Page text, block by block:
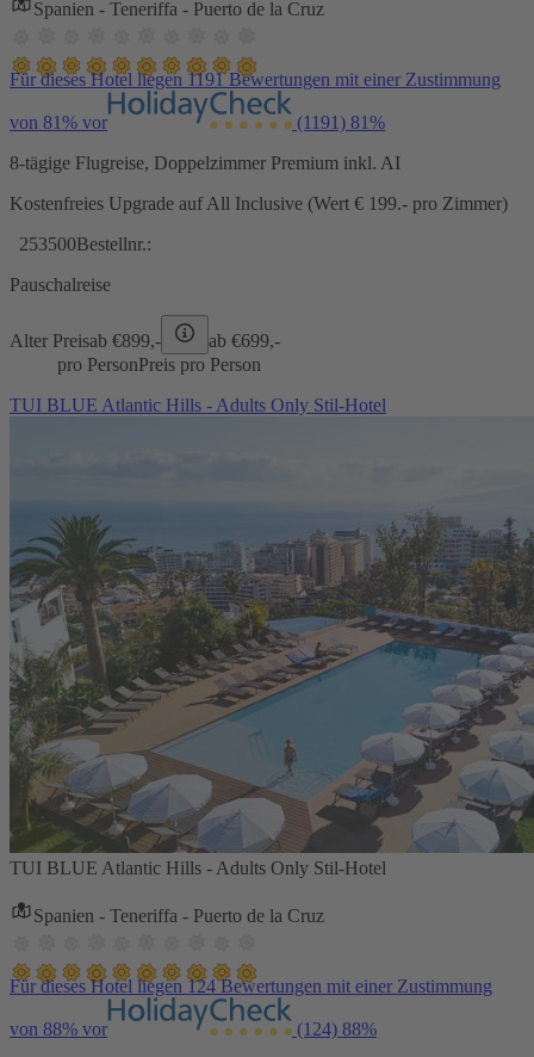
Spanien - Teneriffa - Puerto de la Cruz
Für dieses Hotel liegen 1191 Bewertungen mit einer Zustimmung
von 81% vor (1191) 81%
8-tägige Flugreise, Doppelzimmer Premium inkl. AI
Kostenfreies Upgrade auf All Inclusive (Wert € 199.- pro Zimmer)
253500Bestellnr.:
Pauschalreise
Alter Preisab €899,- ab €699,-
pro PersonPreis pro Person
TUI BLUE Atlantic Hills - Adults Only Stil-Hotel
TUI BLUE Atlantic Hills - Adults Only Stil-Hotel
Spanien - Teneriffa - Puerto de la Cruz
Für dieses Hotel liegen 124 Bewertungen mit einer Zustimmung
von 88% vor (124) 88%